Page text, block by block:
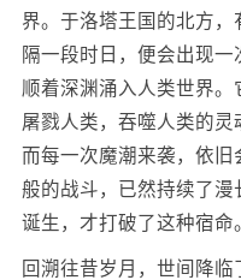
界。于洛塔王国的北方
隔一段时日，便会出现
顺着深渊涌入人类世界
屠戮人类，吞噬人类的
而每一次魔潮来袭，依
般的战斗，已然持续了
诞生，才打破了这种宿命
回溯往昔岁月，世间降